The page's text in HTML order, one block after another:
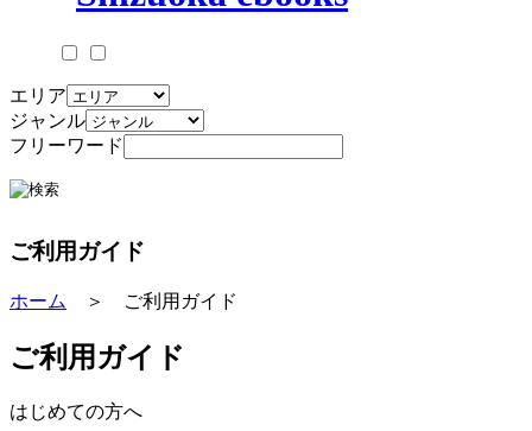
エリア
ジャンル
フリーワード
ご利用ガイド
ホーム ＞ ご利用ガイド
ご利用ガイド
はじめての方へ